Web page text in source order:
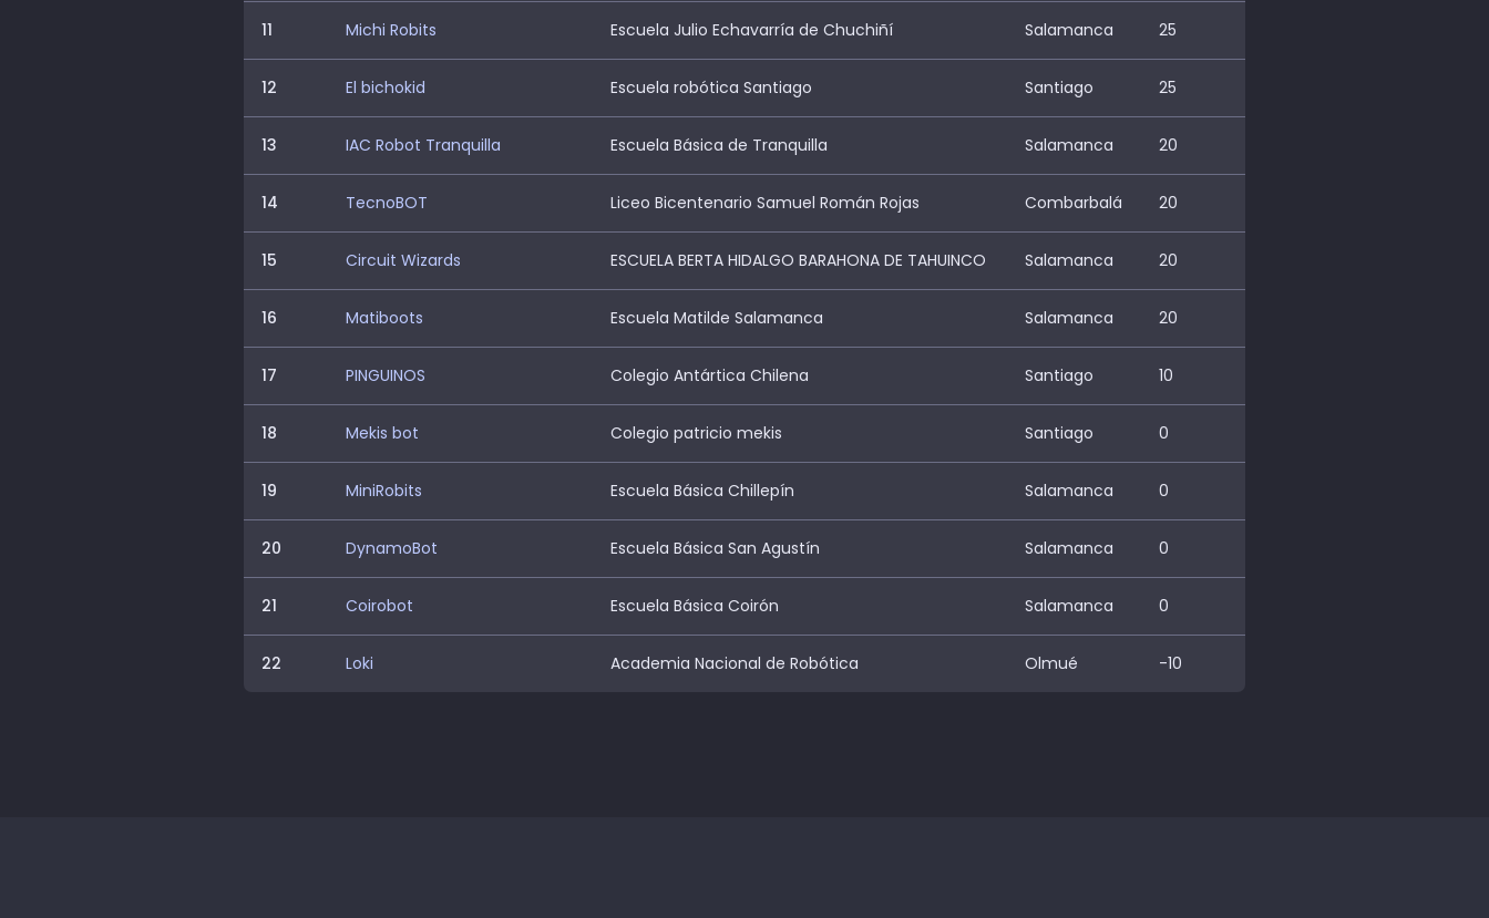
11 Michi Robits Escuela Julio Echavarría de Chuchiñí Salamanca 25
12 El bichokid Escuela robótica Santiago Santiago 25
13 IAC Robot Tranquilla Escuela Básica de Tranquilla Salamanca 20
14 TecnoBOT Liceo Bicentenario Samuel Román Rojas Combarbalá 20
15 Circuit Wizards ESCUELA BERTA HIDALGO BARAHONA DE TAHUINCO Salamanca 20
16 Matiboots Escuela Matilde Salamanca Salamanca 20
17 PINGUINOS Colegio Antártica Chilena Santiago 10
18 Mekis bot Colegio patricio mekis Santiago 0
19 MiniRobits Escuela Básica Chillepín Salamanca 0
20 DynamoBot Escuela Básica San Agustín Salamanca 0
21 Coirobot Escuela Básica Coirón Salamanca 0
22 Loki Academia Nacional de Robótica Olmué -10